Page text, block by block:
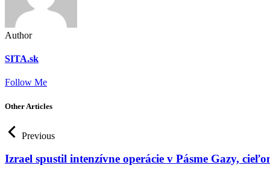
Author
SITA.sk
Follow Me
Other Articles
Previous
Izrael spustil intenzívne operácie v Pásme Gazy,